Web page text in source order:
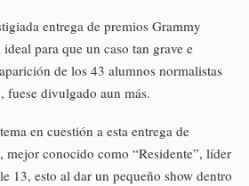
entrega de premios Grammy
para que un caso tan grave e
de los 43 alumnos normalistas
fuese divulgado aun más.
en cuestión a esta entrega de
mejor conocido como “Residente”, líder
13, esto al dar un pequeño show dentro